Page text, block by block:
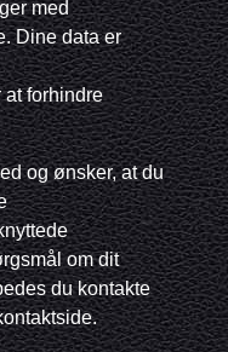
med
Dine data er
at forhindre
og ønsker, at du
om dit
du kontakte